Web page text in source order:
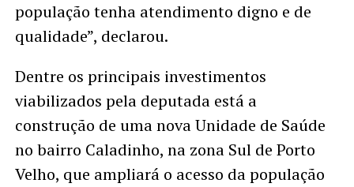
população tenha atendimento digno e de
qualidade”, declarou.
Dentre os principais investimentos
viabilizados pela deputada está a
construção de uma nova Unidade de Saúde
no bairro Caladinho, na zona Sul de Porto
Velho, que ampliará o acesso da população